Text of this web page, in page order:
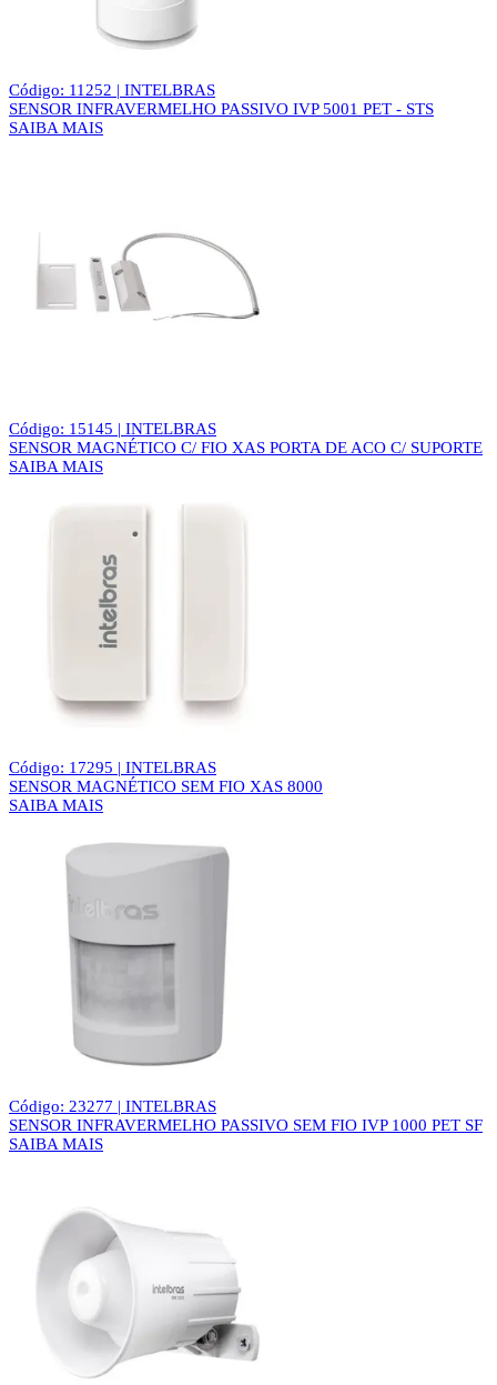
Código: 11252 | INTELBRAS
SENSOR INFRAVERMELHO PASSIVO IVP 5001 PET - STS
SAIBA MAIS
Código: 15145 | INTELBRAS
SENSOR MAGNÉTICO C/ FIO XAS PORTA DE ACO C/ SUPORTE
SAIBA MAIS
Código: 17295 | INTELBRAS
SENSOR MAGNÉTICO SEM FIO XAS 8000
SAIBA MAIS
Código: 23277 | INTELBRAS
SENSOR INFRAVERMELHO PASSIVO SEM FIO IVP 1000 PET SF
SAIBA MAIS